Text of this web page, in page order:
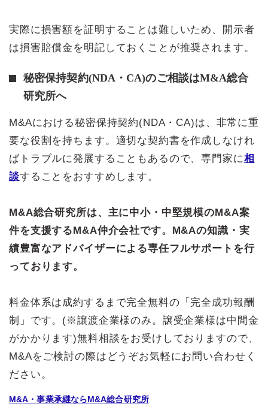
実際に損害額を証明することは難しいため、開示者
は損害賠償金を明記しておくことが推奨されます。
秘密保持契約(NDA・CA)のご相談はM&A総合
研究所へ
M&Aにおける秘密保持契約(NDA・CA)は、非常に重
要な役割を持ちます。適切な契約書を作成しなけれ
ばトラブルに発展することもあるので、専門家に相
談することをおすすめします。
M&A総合研究所は、主に中小・中堅規模のM&A案
件を支援するM&A仲介会社です。M&Aの知識・実
績豊富なアドバイザーによる専任フルサポートを行
っております。
料金体系は成約するまで完全無料の「完全成功報酬
制」です。(※譲渡企業様のみ。譲受企業様は中間金
がかかります)無料相談をお受けしておりますので、
M&Aをご検討の際はどうぞお気軽にお問い合わせく
ださい。
M&A・事業承継ならM&A総合研究所